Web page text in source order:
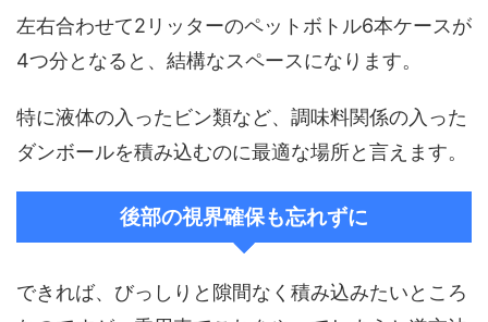
左右合わせて2リッターのペットボトル6本ケースが
4つ分となると、結構なスペースになります。
特に液体の入ったビン類など、調味料関係の入った
ダンボールを積み込むのに最適な場所と言えます。
後部の視界確保も忘れずに
できれば、びっしりと隙間なく積み込みたいところ